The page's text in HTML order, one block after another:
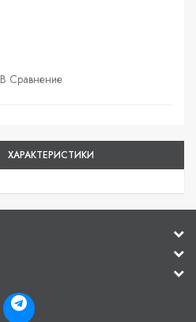
В Сравнение
ХАРАКТЕРИСТИКИ